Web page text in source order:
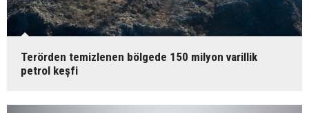
Terörden temizlenen bölgede 150 milyon varillik
petrol keşfi